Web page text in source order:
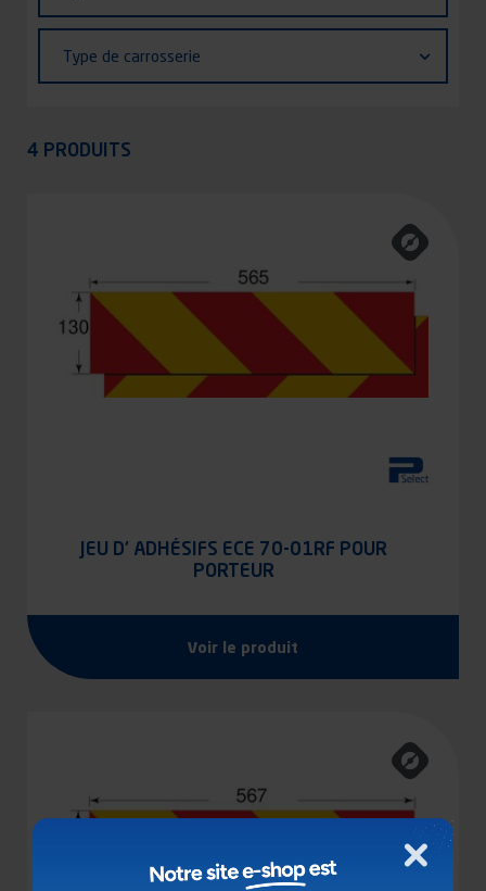
véhicule
carrosserie
Type de carrosserie
4 PRODUITS
JEU D' ADHÉSIFS ECE 70-01RF POUR
PORTEUR
Voir le produit